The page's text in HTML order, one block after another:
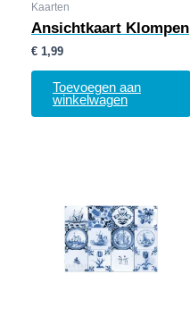
Kaarten
Ansichtkaart Klompen
€ 1,99
Toevoegen aan
winkelwagen